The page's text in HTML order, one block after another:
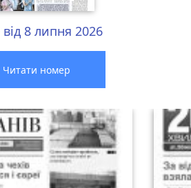
8 липня 2026
Читати номер